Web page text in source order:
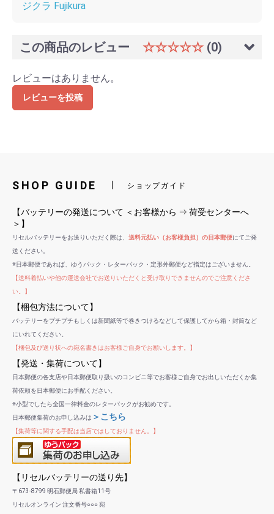
ジクラ Fujikura
この商品のレビュー ☆☆☆☆☆ (0)
レビューはありません。
レビューを投稿
SHOP GUIDE ショップガイド
【バッテリーの発送について ＜お客様から ⇒ 荷受センターへ
＞】
リセルバッテリーをお送りいただく際は、 送料元払い（お客様負担）の日本郵便にてご発
送ください。
※日本郵便であれば、ゆうパック・レターパック・定形外郵便など指定はございません。
【送料着払いや他の運送会社でお送りいただくと受け取りできませんのでご注意くださ
い。】
【梱包方法について】
バッテリーをプチプチもしくは新聞紙等で巻きつけるなどして保護してから箱・封筒など
にいれてください。
【梱包及び送り状への宛名書きはお客様ご自身でお願いします。】
【発送・集荷について】
日本郵便の各支店や日本郵便取り扱いのコンビニ等でお客様ご自身でお出しいただくか集
荷依頼を日本郵便にお手配ください。
※小型でしたら全国一律料金のレターパックがお勧めです。
日本郵便集荷のお申し込みは ＞こちら
【集荷等に関する手配は当店ではしておりません。】
【リセルバッテリーの送り先】
〒673-8799 明石郵便局 私書箱11号
リセルオンライン 注文番号○○○ 宛